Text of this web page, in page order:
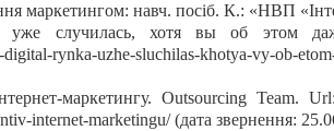
маркетингом: навч. посіб. К.: «НВП
уже случилась, хотя вы об этом
digital-rynka-uzhe-sluchilas-khotya-vy-ob-
маркетингу. Outsourcing Team.
internet-marketingu/ (дата звернення: